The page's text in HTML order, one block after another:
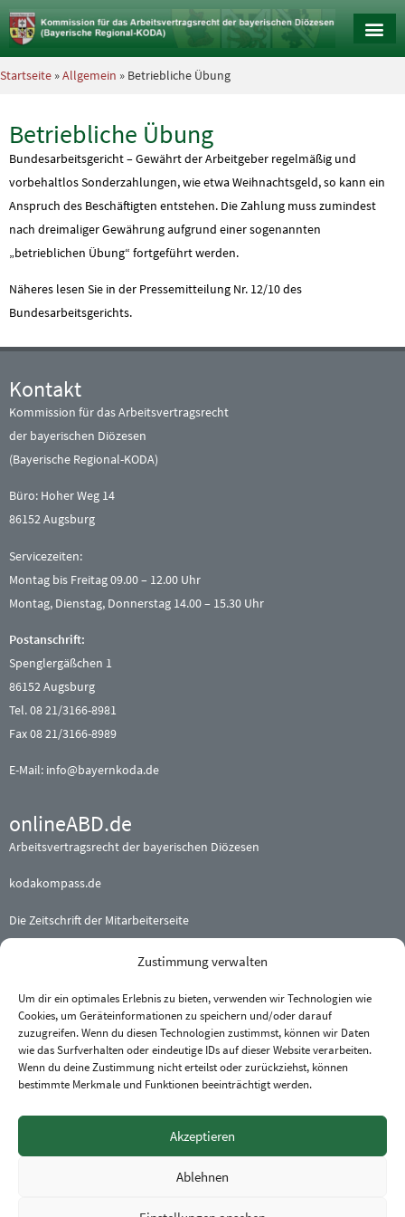
Zustimmung verwalten
Um dir ein optimales Erlebnis zu bieten, verwenden wir Technologien wie
Cookies, um Geräteinformationen zu speichern und/oder darauf
zuzugreifen. Wenn du diesen Technologien zustimmst, können wir Daten
wie das Surfverhalten oder eindeutige IDs auf dieser Website verarbeiten.
Wenn du deine Zustimmung nicht erteilst oder zurückziehst, können
bestimmte Merkmale und Funktionen beeinträchtigt werden.
Akzeptieren
Ablehnen
Startseite »Allgemein » Betriebliche Übung
Betriebliche Übung
Bundesarbeitsgericht – Gewährt der Arbeitgeber regelmäßig und
vorbehaltlos Sonderzahlungen, wie etwa Weihnachtsgeld, so kann ein
Anspruch des Beschäftigten entstehen. Die Zahlung muss zumindest
nach dreimaliger Gewährung aufgrund einer sogenannten
„betrieblichen Übung“ fortgeführt werden.
Näheres lesen Sie in der Pressemitteilung Nr. 12/10 des
Bundesarbeitsgerichts.
Kontakt
Kommission für das Arbeitsvertragsrecht
der bayerischen Diözesen
(Bayerische Regional-KODA)
Büro: Hoher Weg 14
86152 Augsburg
Servicezeiten:
Montag bis Freitag 09.00 – 12.00 Uhr
Montag, Dienstag, Donnerstag 14.00 – 15.30 Uhr
Postanschrift:
Spenglergäßchen 1
86152 Augsburg
Tel. 08 21/3166-8981
Fax 08 21/3166-8989
E-Mail: info@bayernkoda.de
onlineABD.de
Arbeitsvertragsrecht der bayerischen Diözesen
kodakompass.de
Die Zeitschrift der Mitarbeiterseite
Beteiligte (Erz-) Bistümer
Augsburg·Bamberg·Eichstätt
München und Freising·Passau
Regensburg
· Würzburg